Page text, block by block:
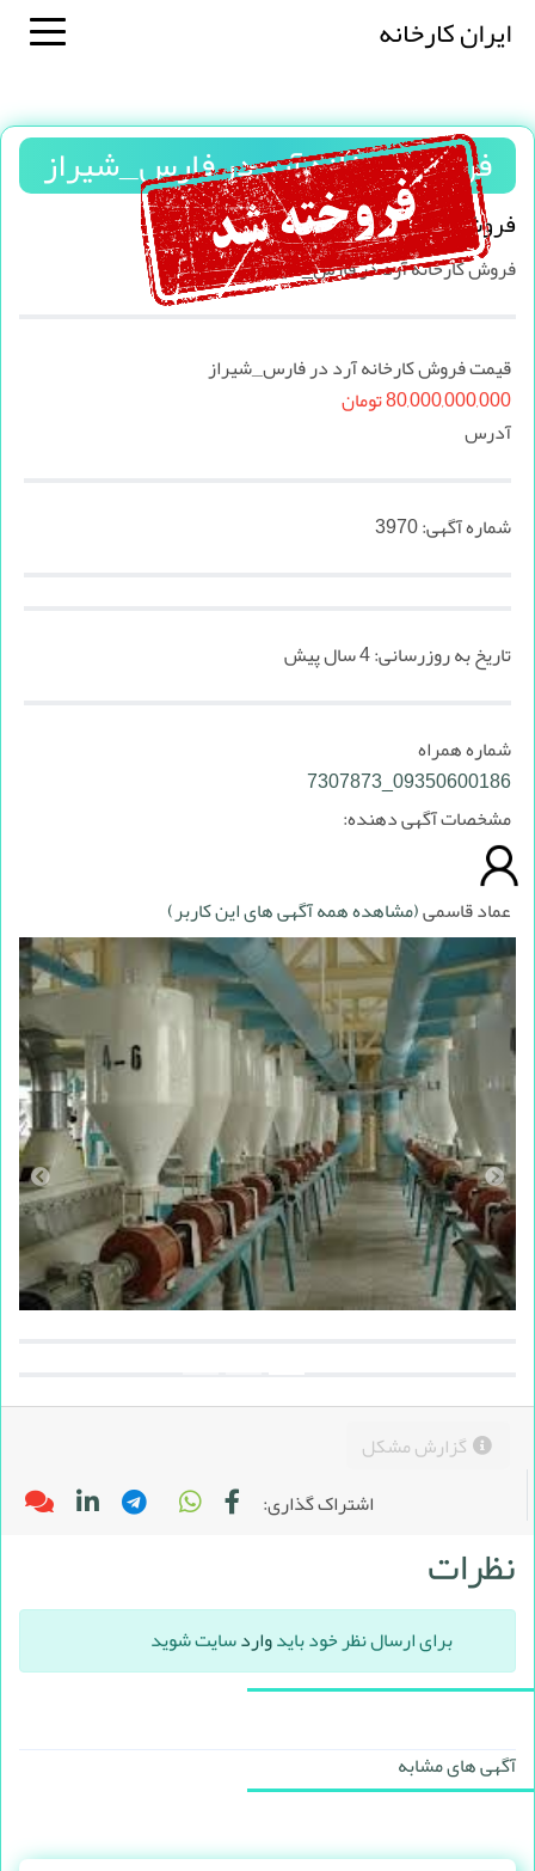
ایران کارخانه
فروش کارخانه آرد در فارس_شیراز
فروش کارخانه آرد در فارس_شیراز
فروش کارخانه آرد در فارس_شیراز
قیمت فروش کارخانه آرد در فارس_شیراز
80,000,000,000 تومان
آدرس
شماره آگهی:3970
تاریخ به روزرسانی:4 سال پیش
شماره همراه
09350600186_7307873
مشخصات آگهی دهنده:
عماد قاسمی(مشاهده همه آگهی های این کاربر)
گزارش مشکل
اشتراک گذاری:
نظرات
برای ارسال نظر خود بایدواردسایت شوید
آگهی های مشابه